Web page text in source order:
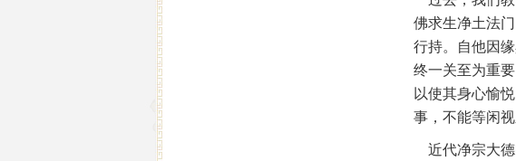
佛求生净土法
行持。自他因
终一关至为重
以使其身心愉
事，不能等闲视
近代净宗大